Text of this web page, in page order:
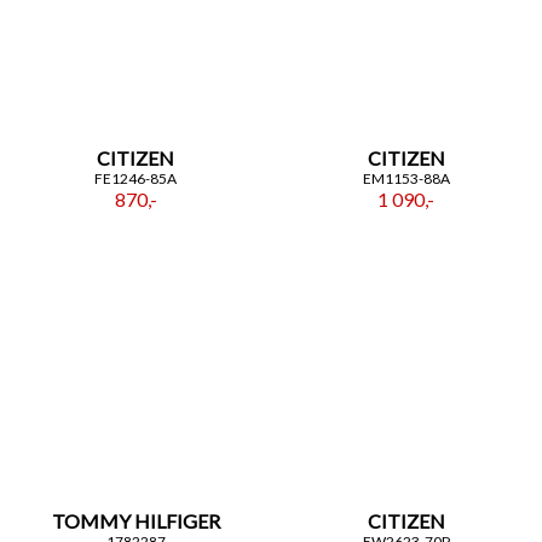
CITIZEN
FE1246-85A
870,-
CITIZEN
EM1153-88A
1 090,-
TOMMY HILFIGER CITIZEN